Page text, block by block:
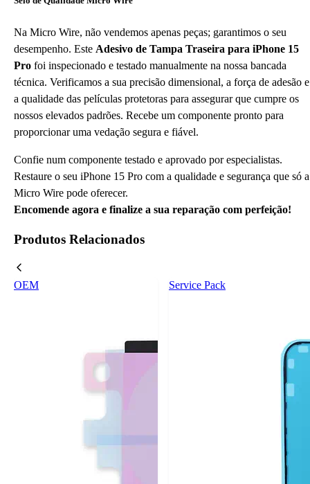
Na Micro Wire, não vendemos apenas peças; garantimos o seu
desempenho. Este Adesivo de Tampa Traseira para iPhone 15
Pro foi inspecionado e testado manualmente na nossa bancada
técnica. Verificamos a sua precisão dimensional, a força de adesão e
a qualidade das películas protetoras para assegurar que cumpre os
nossos elevados padrões. Recebe um componente pronto para
proporcionar uma vedação segura e fiável.
Confie num componente testado e aprovado por especialistas.
Restaure o seu iPhone 15 Pro com a qualidade e segurança que só a
Micro Wire pode oferecer.
Encomende agora e finalize a sua reparação com perfeição!
Produtos Relacionados
OEM Service Pack